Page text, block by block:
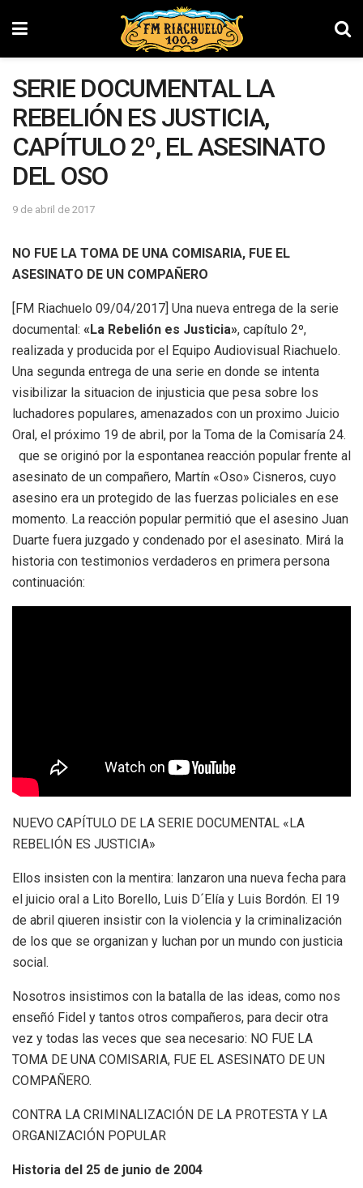
SERIE DOCUMENTAL LA
REBELIÓN ES JUSTICIA,
CAPÍTULO 2º, EL ASESINATO
DEL OSO
9 de abril de 2017
NO FUE LA TOMA DE UNA COMISARIA, FUE EL
ASESINATO DE UN COMPAÑERO
[FM Riachuelo 09/04/2017] Una nueva entrega de la serie
documental: «La Rebelión es Justicia», capítulo 2º,
realizada y producida por el Equipo Audiovisual Riachuelo.
Una segunda entrega de una serie en donde se intenta
visibilizar la situacion de injusticia que pesa sobre los
luchadores populares, amenazados con un proximo Juicio
Oral, el próximo 19 de abril, por la Toma de la Comisaría 24.
que se originó por la espontanea reacción popular frente al
asesinato de un compañero, Martín «Oso» Cisneros, cuyo
asesino era un protegido de las fuerzas policiales en ese
momento. La reacción popular permitió que el asesino Juan
Duarte fuera juzgado y condenado por el asesinato. Mirá la
historia con testimonios verdaderos en primera persona
continuación:
NUEVO CAPÍTULO DE LA SERIE DOCUMENTAL «LA
REBELIÓN ES JUSTICIA»
Ellos insisten con la mentira: lanzaron una nueva fecha para
el juicio oral a Lito Borello, Luis D´Elía y Luis Bordón. El 19
de abril qiueren insistir con la violencia y la criminalización
de los que se organizan y luchan por un mundo con justicia
social.
Nosotros insistimos con la batalla de las ideas, como nos
enseñó Fidel y tantos otros compañeros, para decir otra
vez y todas las veces que sea necesario: NO FUE LA
TOMA DE UNA COMISARIA, FUE EL ASESINATO DE UN
COMPAÑERO.
CONTRA LA CRIMINALIZACIÓN DE LA PROTESTA Y LA
ORGANIZACIÓN POPULAR
Historia del 25 de junio de 2004